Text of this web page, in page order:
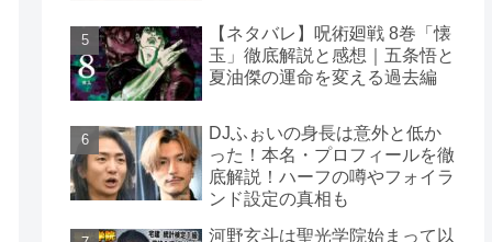
【ネタバレ】呪術廻戦 8巻「懐
玉」徹底解説と感想｜五条悟と
夏油傑の運命を変える過去編
DJふぉいの身長は意外と低か
った！本名・プロフィールを徹
底解説！ハーフの噂やフォイラ
ンド設定の真相も
河野玄斗は聖光学院始まって以